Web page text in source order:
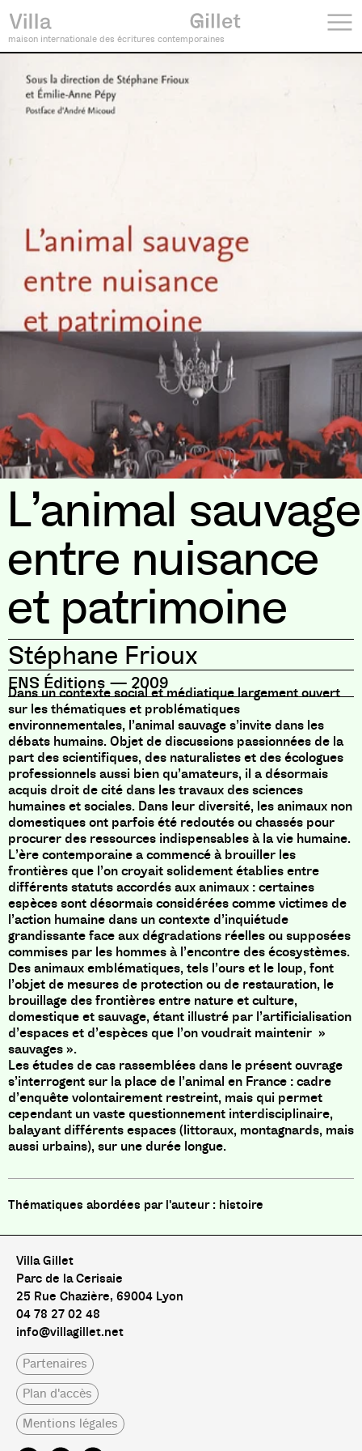
maison internationale des écritures contemporaines
L’animal sauvage
entre nuisance
et patrimoine
Stéphane Frioux
ENS Éditions — 2009
Dans un contexte social et médiatique largement ouvert
sur les thématiques et problématiques
environnementales, l’animal sauvage s’invite dans les
débats humains. Objet de discussions passionnées de la
part des scientifiques, des naturalistes et des écologues
professionnels aussi bien qu’amateurs, il a désormais
acquis droit de cité dans les travaux des sciences
humaines et sociales. Dans leur diversité, les animaux non
domestiques ont parfois été redoutés ou chassés pour
procurer des ressources indispensables à la vie humaine.
L’ère contemporaine a commencé à brouiller les
frontières que l’on croyait solidement établies entre
différents statuts accordés aux animaux : certaines
espèces sont désormais considérées comme victimes de
l’action humaine dans un contexte d’inquiétude
grandissante face aux dégradations réelles ou supposées
commises par les hommes à l’encontre des écosystèmes.
Des animaux emblématiques, tels l’ours et le loup, font
l’objet de mesures de protection ou de restauration, le
brouillage des frontières entre nature et culture,
domestique et sauvage, étant illustré par l’artificialisation
d’espaces et d’espèces que l’on voudrait maintenir »
sauvages ».
Les études de cas rassemblées dans le présent ouvrage
s’interrogent sur la place de l’animal en France : cadre
d’enquête volontairement restreint, mais qui permet
cependant un vaste questionnement interdisciplinaire,
balayant différents espaces (littoraux, montagnards, mais
aussi urbains), sur une durée longue.
histoire
Villa Gillet
Parc de la Cerisaie
25 Rue Chazière, 69004 Lyon
04 78 27 02 48
info@villagillet.net
Partenaires
Plan d'accès
Mentions légales